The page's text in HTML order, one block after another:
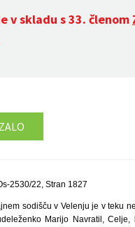
v skladu s 33. členom
2530/22, Stran 1827
sodišču v Velenju je v teku
Marijo Navratil,